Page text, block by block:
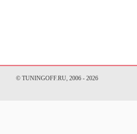
© TUNINGOFF.RU, 2006 - 2026